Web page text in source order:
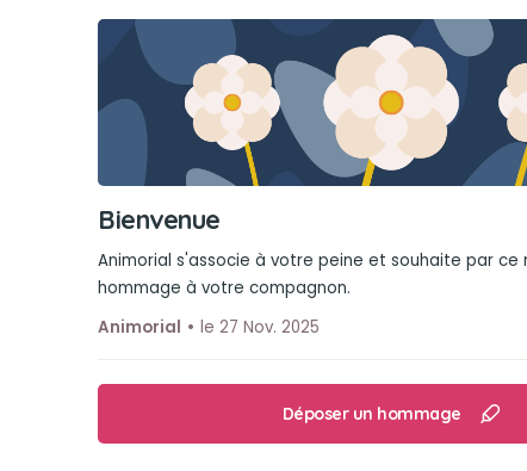
Bienvenue
Animorial s'associe à votre peine et souhaite par ce
hommage à votre compagnon.
Animorial
le 27 Nov. 2025
Déposer un hommage